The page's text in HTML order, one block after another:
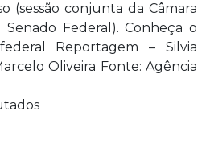
(sessão conjunta da Câmara
Federal). Conheça o
Reportagem – Silvia
Oliveira Fonte: Agência